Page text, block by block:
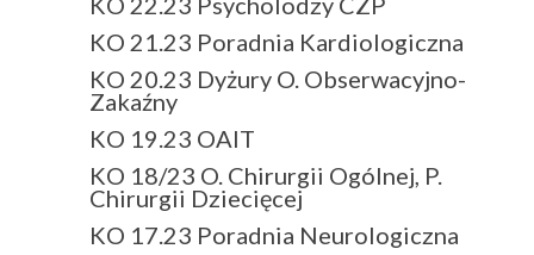
KO 21.23 Poradnia Kardiologiczna
KO 20.23 Dyżury O. Obserwacyjno-
Zakaźny
KO 19.23 OAIT
KO 18/23 O. Chirurgii Ogólnej, P.
Chirurgii Dziecięcej
KO 17.23 Poradnia Neurologiczna